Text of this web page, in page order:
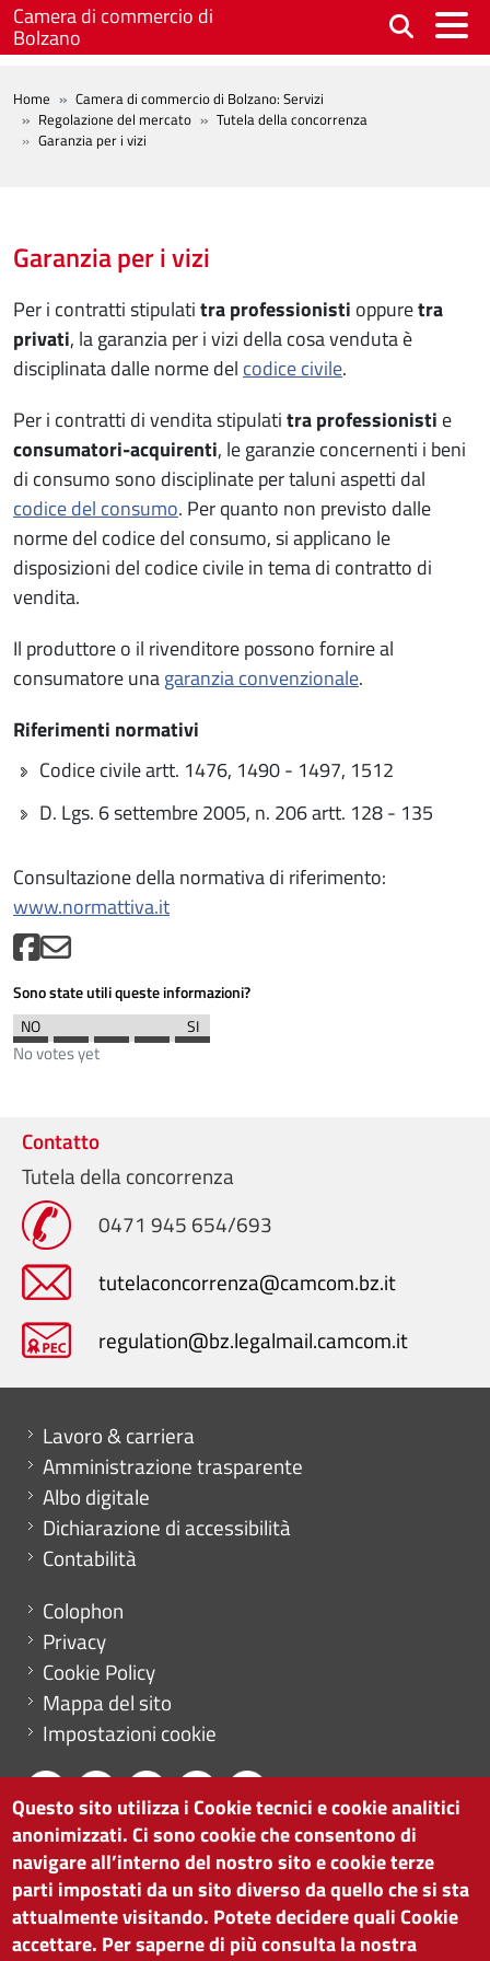
Salta al contenuto principale
Camera di commercio di
Bolzano
BREADCRUMB
Home
Camera di commercio di Bolzano: Servizi
Regolazione del mercato
Tutela della concorrenza
Garanzia per i vizi
Garanzia per i vizi
Per i contratti stipulatitra professionisti oppuretra
privati, la garanzia per i vizi della cosa venduta è
disciplinata dalle norme del codice civile.
Per i contratti di vendita stipulatitraprofessionisti e
consumatori-acquirenti, le garanzie concernenti i beni
di consumo sono disciplinate per taluni aspetti dal
codice del consumo. Per quanto non previsto dalle
norme del codice del consumo, si applicano le
disposizioni del codice civile in tema di contratto di
vendita.
Il produttore o il rivenditore possono fornire al
consumatore unagaranzia convenzionale.
Riferimenti normativi
Codice civile artt. 1476, 1490 - 1497, 1512
D. Lgs. 6 settembre 2005, n. 206 artt. 128 - 135
Consultazione della normativa di riferimento:
www.normattiva.it
Sono state utili queste informazioni?
No votes yet
Contatto
Tutela della concorrenza
0471 945 654/693
tutelaconcorrenza@camcom.bz.it
regulation@bz.legalmail.camcom.it
Mini menu di servizio
Lavoro & carriera
Amministrazione trasparente
Albo digitale
Dichiarazione di accessibilità
Contabilità
Menu footer
Colophon
Privacy
Cookie Policy
Mappa del sito
Impostazioni cookie
CAMERA DI COMMERCIO DI BOLZANO
via Alto Adige 60 | I-39100 Bolzano
tel. 0471 945 511 |info@camcom.bz.it
Partita IVA: 00376420212
Questo sito utilizza i Cookie tecnici e cookie analitici
anonimizzati. Ci sono cookie che consentono di
navigare all’interno del nostro sito e cookie terze
parti impostati da un sito diverso da quello che si sta
attualmente visitando. Potete decidere quali Cookie
accettare. Per saperne di più consulta la nostra